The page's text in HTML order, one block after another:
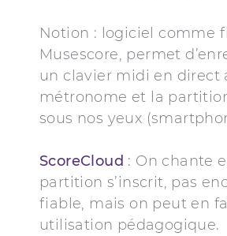
Notion : logiciel comme
Musescore, permet
un clavier midi en direct
métronome et la
sous nos yeux
ScoreC oud : On chante
partition s’inscrit, pas
fiable, mais on peut en
utilisation pédagogique.